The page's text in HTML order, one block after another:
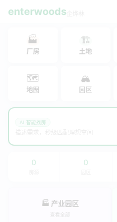
enterwoods
🏭
厂房
🏗
土地
🗺
地图
🏔
园区
AI 智能找房
0 0
🏭 产业园区
查看全部